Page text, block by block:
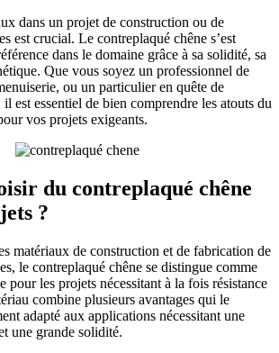
dans un projet de construction ou de
est crucial. Le contreplaqué chêne s’est
dans le domaine grâce à sa solidité, sa
Que vous soyez un professionnel de
ou un particulier en quête de
est essentiel de bien comprendre les atouts du
vos projets exigeants.
du contreplaqué chêne
?
matériaux de construction et de fabrication de
le contreplaqué chêne se distingue comme
pour les projets nécessitant à la fois résistance
combine plusieurs avantages qui le
adapté aux applications nécessitant une
une grande solidité.